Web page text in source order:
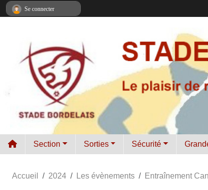
Section Sorties Sécurité
Accueil 2024 Les évènements Entraînement
Se connecter
Panneau de gestion des cookies